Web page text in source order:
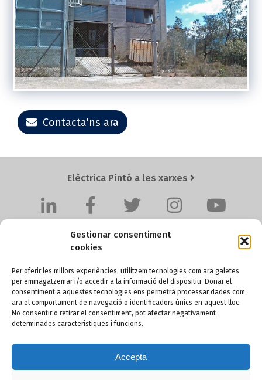
Gestionar consentiment
cookies
Per oferir les millors experiències, utilitzem tecnologies com ara galetes
per emmagatzemar i/o accedir a la informació del dispositiu. Donar el
consentiment a aquestes tecnologies ens permetrà processar dades com
ara el comportament de navegació o identificadors únics en aquest lloc.
No consentir o retirar el consentiment, pot afectar negativament
determinades característiques i funcions.
Accepta
Contacta'ns ara
Elèctrica Pintó a les xarxes
Elèctrica Pintó SL
Pol. Ind. Santa Anna I, Ctra. BV-4511 Km. 4,2
08251 SANTPEDOR (Barcelona) - SPAIN